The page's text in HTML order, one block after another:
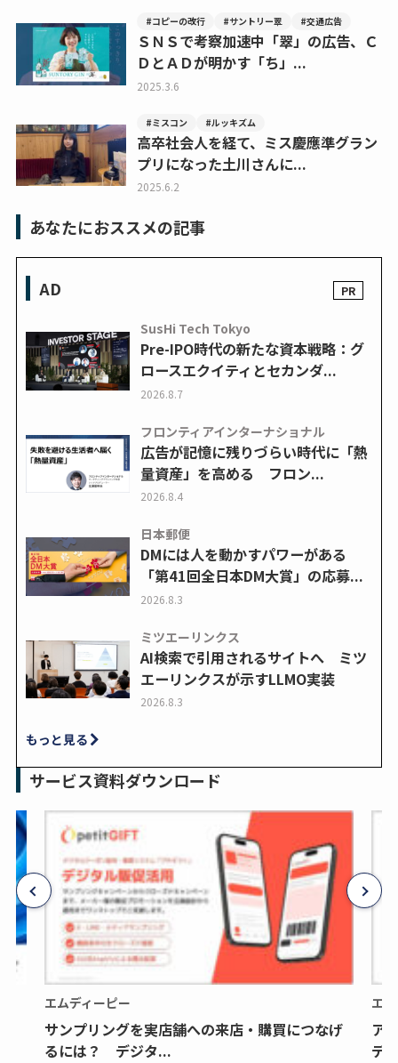
#コピーの改行 #サントリー翠 #交通広告
ＳＮＳで考察加速中「翠」の広告、Ｃ
ＤとＡＤが明かす「ち」...
2025.3.6
#ミスコン #ルッキズム
高卒社会人を経て、ミス慶應準グラン
プリになった土川さんに...
2025.6.2
あなたにおススメの記事
AD
SusHi Tech Tokyo
Pre-IPO時代の新たな資本戦略：グ
ロースエクイティとセカンダ...
2026.8.7
フロンティアインターナショナル
広告が記憶に残りづらい時代に「熱
量資産」を高める フロン...
2026.8.4
日本郵便
DMには人を動かすパワーがある
「第41回全日本DM大賞」の応募...
2026.8.3
ミツエーリンクス
AI検索で引用されるサイトへ ミツ
エーリンクスが示すLLMO実装
2026.8.3
もっと見る
サービス資料ダウンロード
エムディーピー
サンプリングを実店舗への来店・購買につなげ
るには？ デジタ...
エ
ア
デ